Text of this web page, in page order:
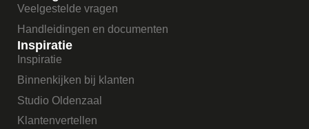
Veelgestelde vragen
Handleidingen en documenten
Inspiratie
Inspiratie
Binnenkijken bij klanten
Studio Oldenzaal
Klantenvertellen